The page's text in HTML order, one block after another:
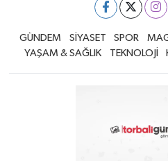
GÜNDEM SİYASET SPOR
YAŞAM & SAĞLIK
TEKNOLOJİ